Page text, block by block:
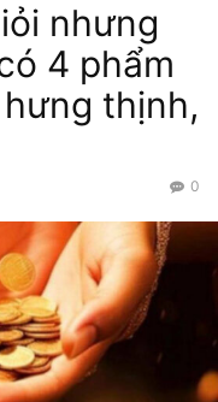
nhưng
4 phẩm
thịnh,
0